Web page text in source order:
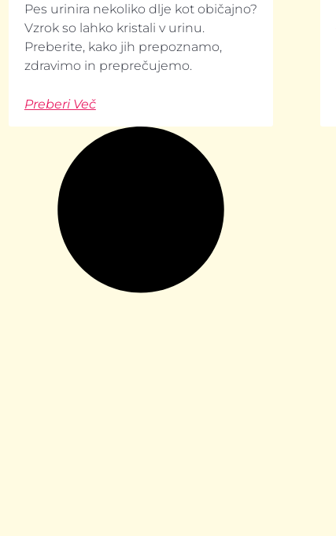
Pes urinira nekoliko dlje kot običajno?
Vzrok so lahko kristali v urinu.
Preberite, kako jih prepoznamo,
zdravimo in preprečujemo.
Preberi Več